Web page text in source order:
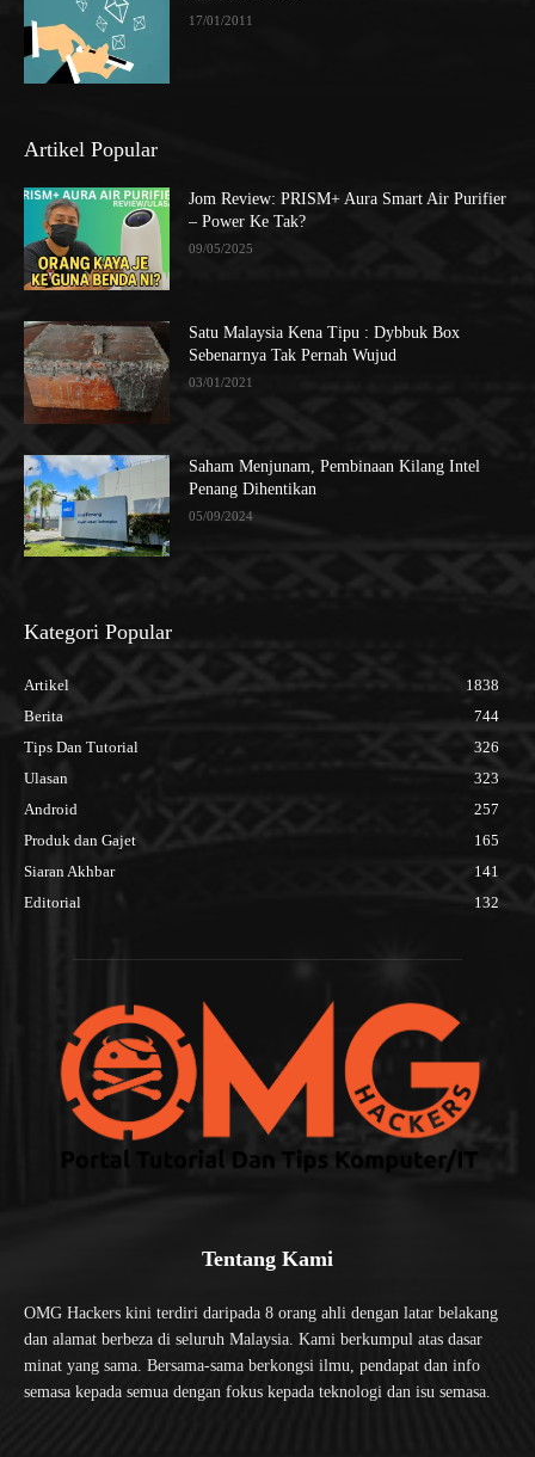
17/01/2011
Artikel Popular
Jom Review: PRISM+ Aura Smart Air Purifier
– Power Ke Tak?
09/05/2025
Satu Malaysia Kena Tipu : Dybbuk Box
Sebenarnya Tak Pernah Wujud
03/01/2021
Saham Menjunam, Pembinaan Kilang Intel
Penang Dihentikan
05/09/2024
Kategori Popular
Artikel
1838
Berita
744
Tips Dan Tutorial
326
Ulasan
323
Android
257
Produk dan Gajet
165
Siaran Akhbar
141
Editorial
132
Tentang Kami
OMG Hackers kini terdiri daripada 8 orang ahli dengan latar belakang
dan alamat berbeza di seluruh Malaysia. Kami berkumpul atas dasar
minat yang sama. Bersama-sama berkongsi ilmu, pendapat dan info
semasa kepada semua dengan fokus kepada teknologi dan isu semasa.